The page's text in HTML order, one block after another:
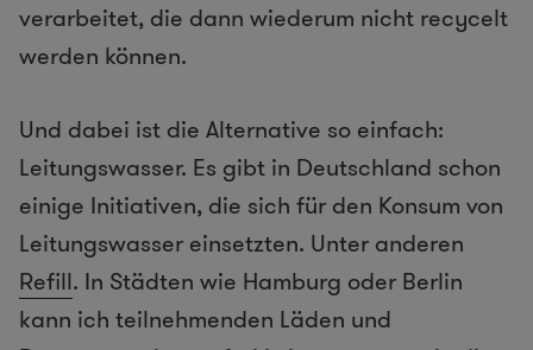
verarbeitet, die dann wiederum nicht recycelt
werden können.
Und dabei ist die Alternative so einfach:
Leitungswasser. Es gibt in Deutschland schon
einige Initiativen, die sich für den Konsum von
Leitungswasser einsetzten. Unter anderen
Refill. In Städten wie Hamburg oder Berlin
kann ich teilnehmenden Läden und